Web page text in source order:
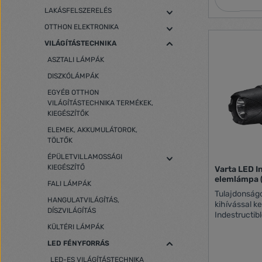
LAKÁSFELSZERELÉS
OTTHON ELEKTRONIKA
VILÁGÍTÁSTECHNIKA
ASZTALI LÁMPÁK
DISZKÓLÁMPÁK
EGYÉB OTTHON
VILÁGÍTÁSTECHNIKA TERMÉKEK,
KIEGÉSZÍTŐK
ELEMEK, AKKUMULÁTOROK,
TÖLTŐK
ÉPÜLETVILLAMOSSÁGI
KIEGÉSZÍTŐ
FALI LÁMPÁK
HANGULATVILÁGÍTÁS,
DÍSZVILÁGÍTÁS
KÜLTÉRI LÁMPÁK
LED FÉNYFORRÁS
LED-ES VILÁGÍTÁSTECHNIKA
modes
extremely
and
illumination
reflector,
mm,
flashlight
use. You
or exploring
way during
almost limitless. Up to 9 hours
Varta LED
elemlámpa
kihívással